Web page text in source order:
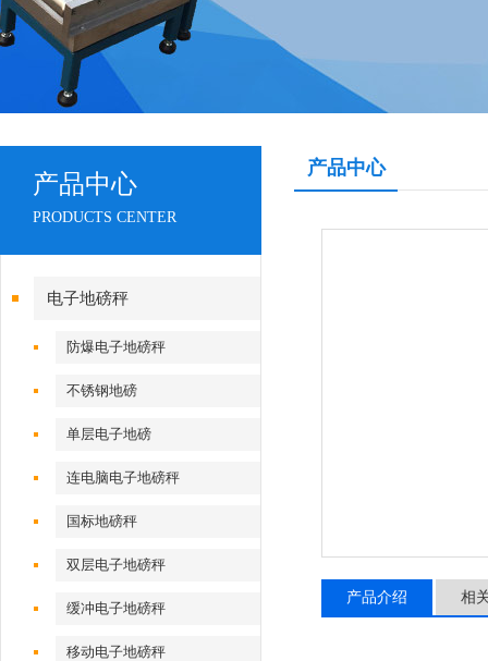
产品中心
PRODUCTS CENTER
电子地磅秤
防爆电子地磅秤
不锈钢地磅
单层电子地磅
连电脑电子地磅秤
国标地磅秤
双层电子地磅秤
缓冲电子地磅秤
移动电子地磅秤
产品中心
产品介绍 相